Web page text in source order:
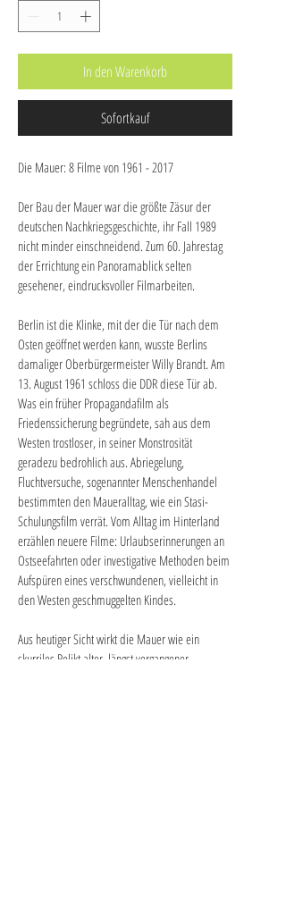
In den Warenkorb
Sofortkauf
Die Mauer: 8 Filme von 1961 - 2017
Der Bau der Mauer war die größte Zäsur der
deutschen Nachkriegsgeschichte, ihr Fall 1989
nicht minder einschneidend. Zum 60. Jahrestag
der Errichtung ein Panoramablick selten
gesehener, eindrucksvoller Filmarbeiten.
Berlin ist die Klinke, mit der die Tür nach dem
Osten geöffnet werden kann, wusste Berlins
damaliger Oberbürgermeister Willy Brandt. Am
13. August 1961 schloss die DDR diese Tür ab.
Was ein früher Propagandafilm als
Friedenssicherung begründete, sah aus dem
Westen trostloser, in seiner Monstrosität
geradezu bedrohlich aus. Abriegelung,
Fluchtversuche, sogenannter Menschenhandel
bestimmten den Maueralltag, wie ein Stasi-
Schulungsfilm verrät. Vom Alltag im Hinterland
erzählen neuere Filme: Urlaubserinnerungen an
Ostseefahrten oder investigative Methoden beim
Aufspüren eines verschwundenen, vielleicht in
den Westen geschmuggelten Kindes.
Aus heutiger Sicht wirkt die Mauer wie ein
skurriles Relikt alter, längst vergangener